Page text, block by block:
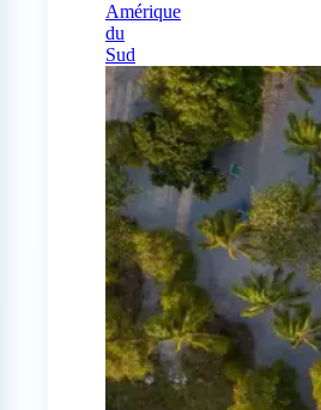
Amérique
du
Sud